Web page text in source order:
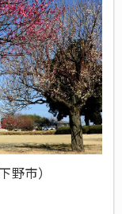
野市）